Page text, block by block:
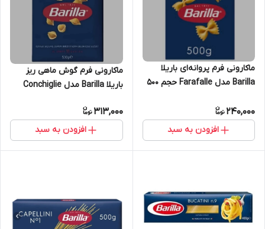
ماکارونی فرم پروانه‌ای باریلا
Barilla مدل Farafalle حجم 500
240,000
افزودن به سبد
ماکارونی فرم گوش ماهی ریز
باریلا Barilla مدل Conchiglie
313,000
افزودن به سبد